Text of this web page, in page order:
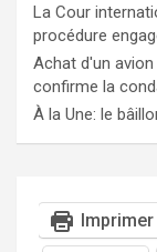
La Cour
procédure
Achat d'un
confirme la
À la Une: le
Imprimer